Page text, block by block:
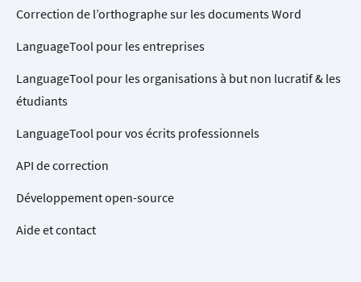
Correction de l’orthographe sur les documents Word
LanguageTool pour les entreprises
LanguageTool pour les organisations à but non lucratif & les
étudiants
LanguageTool pour vos écrits professionnels
API de correction
Développement open-source
Aide et contact